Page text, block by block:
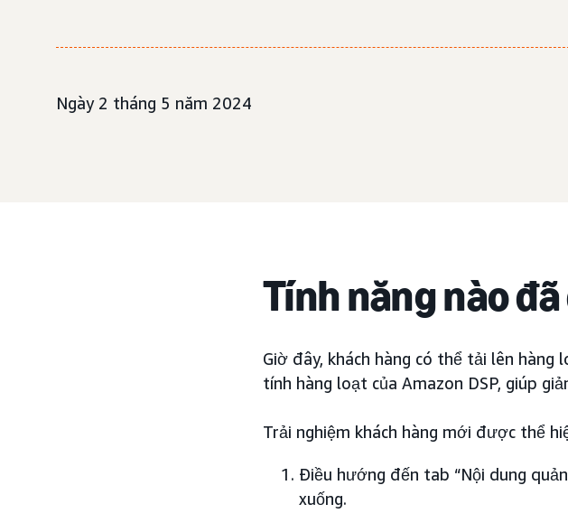
Ngày 2 tháng 5 năm 2024
Tính năng nào
Giờ đây, khách hàng có thể tải lên
tính hàng loạt của Amazon DSP, giúp
Trải nghiệm khách hàng mới được thể
Điều hướng đến tab “Nội dung
xuống.